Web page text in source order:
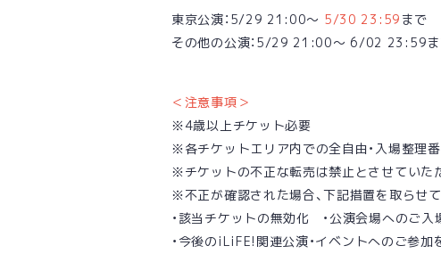
東京公演：5/29 21:00〜 5/30 23:59 まで
その他の公演：5/29 21:00〜 6/02 23:59
＜注意事項＞
※4歳以上チケット必要
※各チケットエリア内での全自由・入場整理番
※チケットの不正な転売は禁止とさせていた
※不正が確認された場合、下記措置を取らせて
・該当チケットの無効化 ・公演会場へのご入
・今後のiLiFE!関連公演・イベントへのご参加